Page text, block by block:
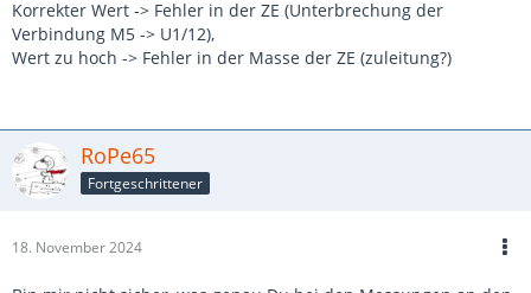
Korrekter Wert -> Fehler in der ZE (Unterbrechung der
Verbindung M5 -> U1/12),
Wert zu hoch -> Fehler in der Masse der ZE (zuleitung?)
RoPe65
Fortgeschrittener
18. November 2024